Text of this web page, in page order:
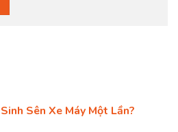
Sên Xe Máy Một Lần?